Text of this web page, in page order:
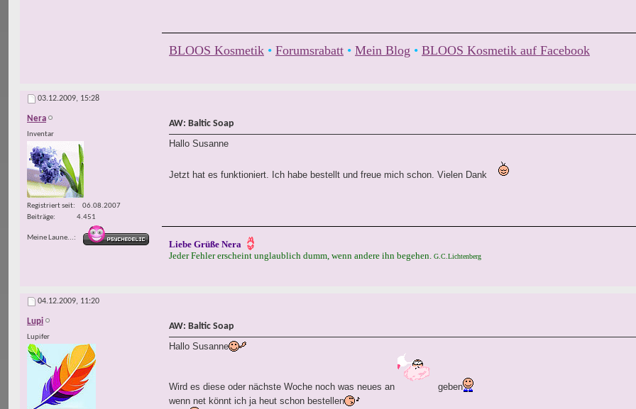
BLOOS Kosmetik • Forumsrabatt • Mein Blog • BLOOS Kosmetik auf Facebook
03.12.2009, 15:28
Nera
Inventar
Registriert seit
06.08.2007
Beiträge
4.451
Meine Laune...
AW: Baltic Soap
Hallo Susanne
Jetzt hat es funktioniert. Ich habe bestellt und freue mich schon. Vielen Dank
Liebe Grüße Nera
Jeder Fehler erscheint unglaublich dumm, wenn andere ihn begehen. G.C.Lichtenberg
04.12.2009, 11:20
Lupi
Lupifer
AW: Baltic Soap
Hallo Susanne
Wird es diese oder nächste Woche noch was neues an
geben
wenn net könnt ich ja heut schon bestellen